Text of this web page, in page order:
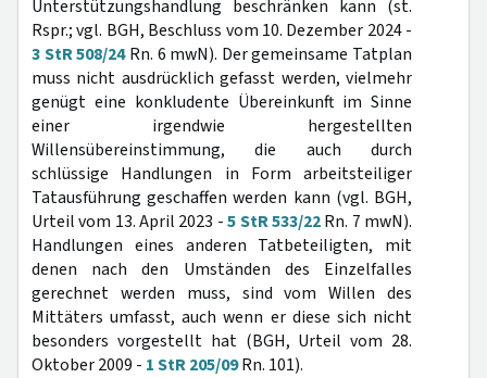
Unterstützungshandlung beschränken kann (st.
Rspr.; vgl. BGH, Beschluss vom 10. Dezember 2024 -
3 StR 508/24Rn. 6 mwN). Der gemeinsame Tatplan
muss nicht ausdrücklich gefasst werden, vielmehr
genügt eine konkludente Übereinkunft im Sinne
einer irgendwie hergestellten
Willensübereinstimmung, die auch durch
schlüssige Handlungen in Form arbeitsteiliger
Tatausführung geschaffen werden kann (vgl. BGH,
Urteil vom 13. April 2023 -5 StR 533/22Rn. 7 mwN).
Handlungen eines anderen Tatbeteiligten, mit
denen nach den Umständen des Einzelfalles
gerechnet werden muss, sind vom Willen des
Mittäters umfasst, auch wenn er diese sich nicht
besonders vorgestellt hat (BGH, Urteil vom 28.
Oktober 2009 - 1 StR 205/09Rn. 101).